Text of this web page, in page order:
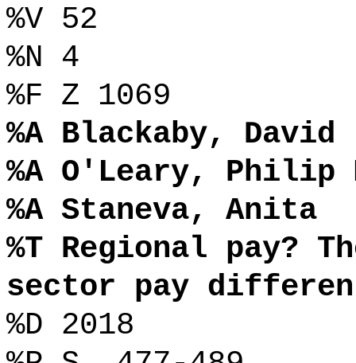
%V 52
%N 4
%F Z 1069
%A Blackaby, David
%A O'Leary, Philip
%A Staneva, Anita
%T Regional pay?
sector pay
%D 2018